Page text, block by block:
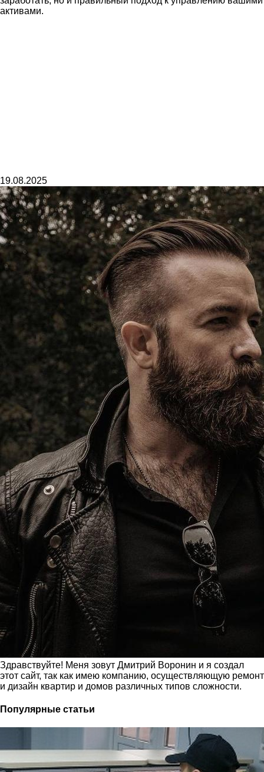
активами.
19.08.2025
Здравствуйте! Меня зовут Дмитрий Воронин и я создал
этот сайт, так как имею компанию, осуществляющую ремонт
и дизайн квартир и домов различных типов сложности.
Популярные статьи